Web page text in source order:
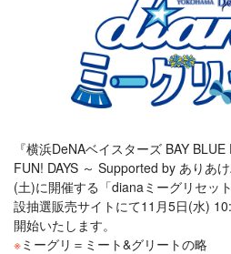
『横浜DeNAベイスターズ BAY
FUN! DAYS ～ Supported by ありあ
(土)に開催する「dianaミーグリセッ
設抽選販売サイトにて11月5日(水)
開始いたします。
※ミーグリ＝ミート&グリートの略